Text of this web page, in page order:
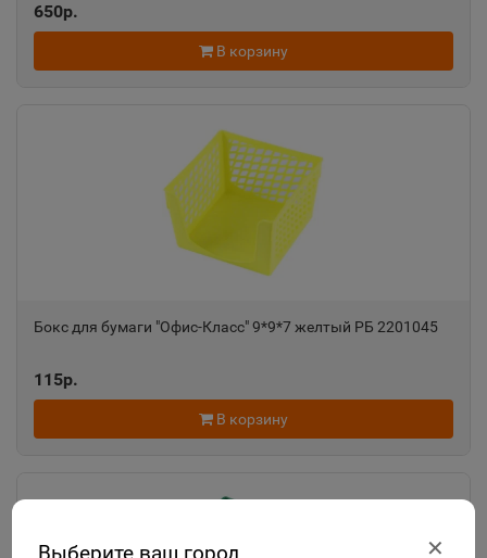
Выберите ваш город ✕
650р.
В корзину
Бокс для бумаги "Офис-Класс" 9*9*7 желтый РБ 2201045
115р.
В корзину